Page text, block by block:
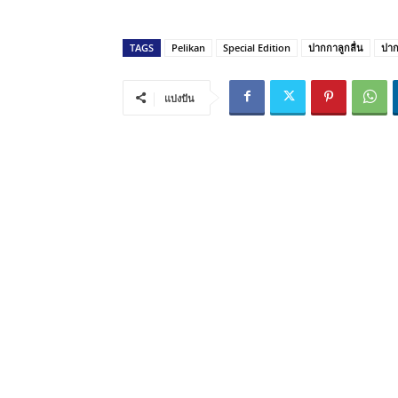
TAGS Pelikan Special Edition ปากกาลูกลื่น ปา
แบ่งปัน